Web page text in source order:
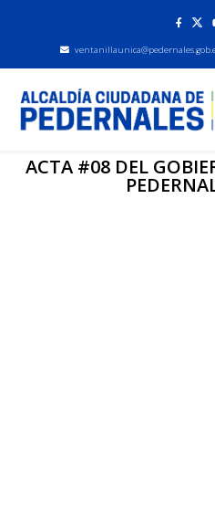
ACTA #08 DEL